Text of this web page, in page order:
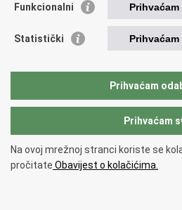
Državnoodvjetničko vijeće
Hrvatska odvjetnička komora
Europski pravosudni portal
Copyright © 2026 Ministarstvo pravosuđa,
transformacije Republike Hrvatske.
pristupačnosti.
Funkcionalni Prihvaćam
Statistički Prihvaćam
Prihvaćam
Prihvaćam
Na ovoj mrežnoj stranci koriste se
pročitate Obavijest o kolačićima.